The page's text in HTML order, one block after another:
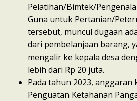
Pelatihan/Bimtek/
Guna untuk Pertanian/
tersebut, muncul dugaan
dari pembelanjaan barang,
mengalir ke kepala desa
lebih dari Rp 20 juta.
Pada tahun 2023, anggaran
Penguatan Ketahanan